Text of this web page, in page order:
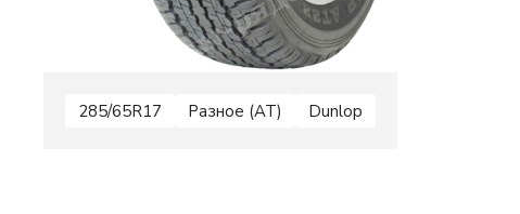
285/65R17 Разное (AT) Dunlop